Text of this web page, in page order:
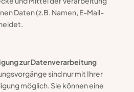
Daten (z.B. Namen, E-Mail-
zur Datenverarbeitung
sind nur mit Ihrer
möglich. Sie können eine